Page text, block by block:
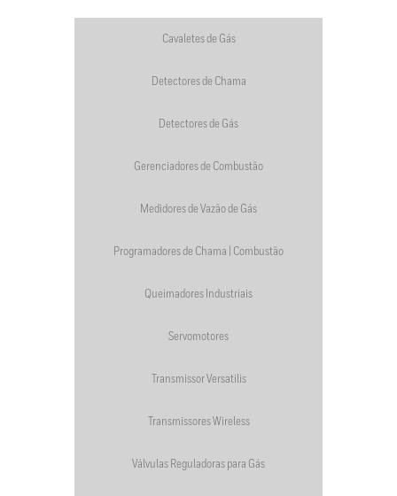
Cavaletes de Gás
Detectores de Chama
Detectores de Gás
Gerenciadores de Combustão
Medidores de Vazão de Gás
Programadores de Chama | Combustão
Queimadores Industriais
Servomotores
Transmissor Versatilis
Transmissores Wireless
Válvulas Reguladoras para Gás